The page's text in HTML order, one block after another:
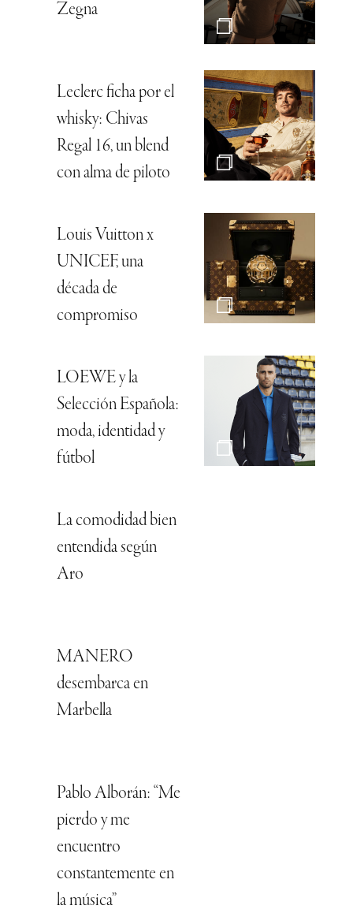
Zegna
Leclerc ficha por el
whisky: Chivas
Regal 16, un blend
con alma de piloto
Louis Vuitton x
UNICEF, una
década de
compromiso
LOEWE y la
Selección Española:
moda, identidad y
fútbol
La comodidad bien
entendida según
Aro
MANERO
desembarca en
Marbella
Pablo Alborán: “Me
pierdo y me
encuentro
constantemente en
la música”